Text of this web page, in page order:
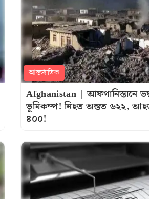
আন্তর্জাতিক
Afghanistan | আফগানিস্তানে
ভূমিকম্প! নিহত অন্তত ৬২২,
৪০০!